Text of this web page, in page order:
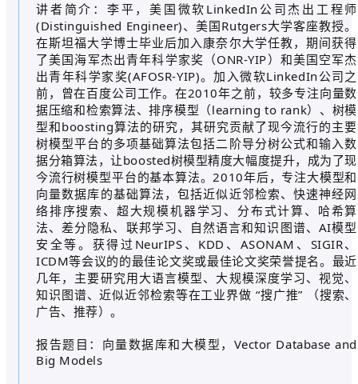
讲者简介：李平，美国微软LinkedIn公司杰出工程师
(Distinguished Engineer)、美国Rutgers大学客座教授。
在斯坦福大学博士毕业后加入康奈尔大学任教，期间获得
了美国海军杰出青年科学家奖（ONR-YIP）和美国空军杰
出青年科学家奖(AFOSR-YIP)。加入微软LinkedIn公司之
前，曾在百度公司工作。在2010年之前，较多专注向量数
据压缩和检索算法、排序模型（learning to rank）、树模
型和boosting算法的研究，其研究贡献了现今流行的主要
树模型平台的多项基础算法包括二阶导分树公式和输入数
据分箱算法，让boosted树模型精度大幅度提升，成为了现
今流行树模型平台的基本算法。2010年后，专注大模型和
向量数据库的基础算法，包括近似近邻检索、快速神经网
络排序搜索、超大规模机器学习、分布式计算、哈希算
法、差分隐私、联邦学习、自然语言和知识图谱、AI模型
安全等。获得过NeurIPS、KDD、ASONAM、SIGIR、
ICDM等会议的的最佳论文奖或最佳论文奖荣誉提名。最近
几年，主要研究用大语言模型、大规模深度学习、视觉、
知识图谱、近似近邻检索等在工业界做 “搜广推” （搜索、
广告、推荐）。
报告题目：向量数据库和大模型，Vector Database and
Big Models